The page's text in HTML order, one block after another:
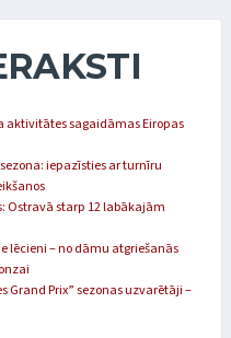
aktivitātes sagaidāmas Eiropas
iepazīsties ar turnīru
Ostravā starp 12 labākajām
lēcieni – no dāmu atgriešanās
Grand Prix” sezonas uzvarētāji –